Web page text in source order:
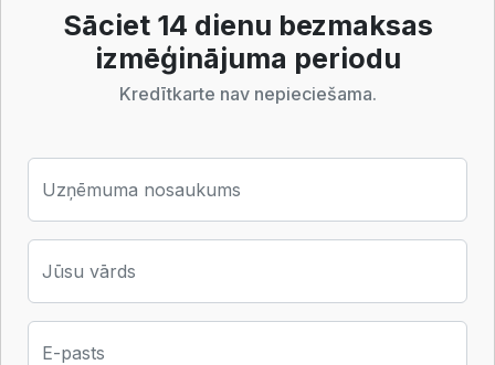
Sāciet 14 dienu bezmaksas
izmēģinājuma periodu
Kredītkarte nav nepieciešama.
Uzņēmuma nosaukums
Jūsu vārds
E-pasts